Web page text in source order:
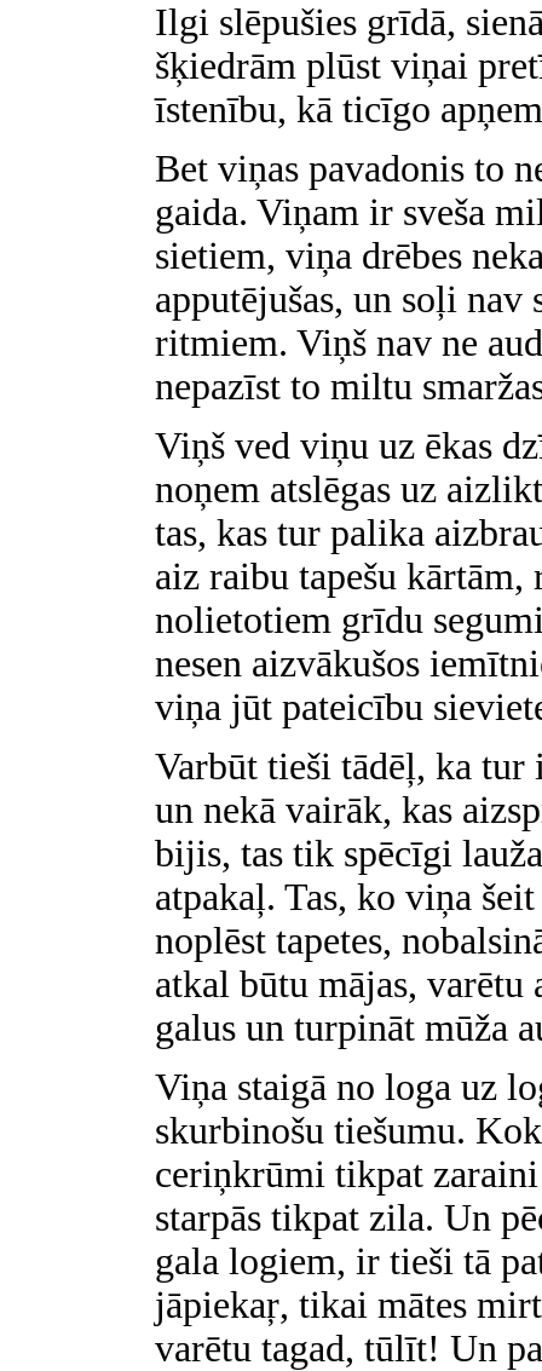
Ilgi slēpušies grīdā,
šķiedrām plūst viņai
īstenību, kā ticīgo
Bet viņas pavadonis to
gaida. Viņam ir sveša
sietiem, viņa drēbes
apputējušas, un soļi
ritmiem. Viņš nav ne
nepazīst to miltu
Viņš ved viņu uz ēkas
noņem atslēgas uz
tas, kas tur palika
aiz raibu tapešu
nolietotiem grīdu
nesen aizvākušos
viņa jūt pateicību
Varbūt tieši tādēļ, ka
un nekā vairāk, kas
bijis, tas tik spēcīgi
atpakaļ. Tas, ko viņa
noplēst tapetes,
atkal būtu mājas, varētu
galus un turpināt mūža
Viņa staigā no loga uz
skurbinošu tiešumu.
ceriņkrūmi tikpat
starpās tikpat zila. Un
gala logiem, ir tieši tā
jāpiekaŗ, tikai mātes
varētu tagad, tūlīt! Un